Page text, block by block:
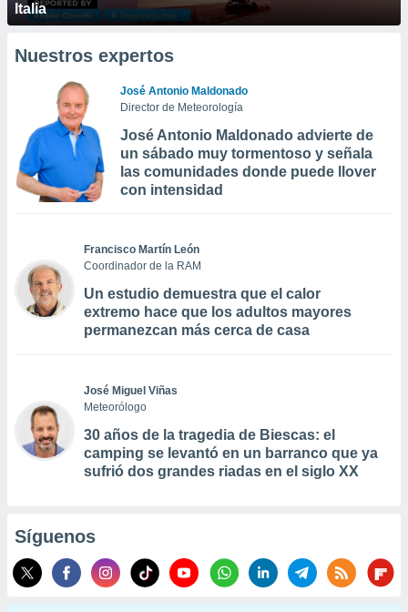
Italia
Nuestros expertos
José Antonio Maldonado
Director de Meteorología
José Antonio Maldonado advierte de
un sábado muy tormentoso y señala
las comunidades donde puede llover
con intensidad
Francisco Martín León
Coordinador de la RAM
Un estudio demuestra que el calor
extremo hace que los adultos mayores
permanezcan más cerca de casa
José Miguel Viñas
Meteorólogo
30 años de la tragedia de Biescas: el
camping se levantó en un barranco que ya
sufrió dos grandes riadas en el siglo XX
Síguenos